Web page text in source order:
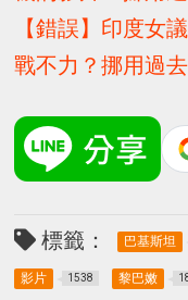
【錯誤】印度女
戰不力？挪用過
標籤： 巴基斯坦
影片 1538 黎巴嫩